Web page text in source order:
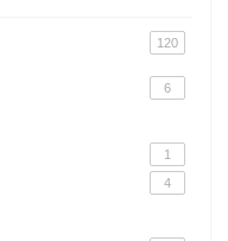
120
6
1
4